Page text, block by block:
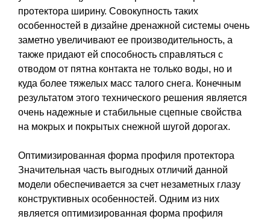
протектора ширину. Совокупность таких
особенностей в дизайне дренажной системы очень
заметно увеличивают ее производительность, а
также придают ей способность справляться с
отводом от пятна контакта не только воды, но и
куда более тяжелых масс талого снега. Конечным
результатом этого технического решения является
очень надежные и стабильные сцепные свойства
на мокрых и покрытых снежной шугой дорогах.
Оптимизированная форма профиля протектора
Значительная часть выгодных отличий данной
модели обеспечивается за счет незаметных глазу
конструктивных особенностей. Одним из них
является оптимизированная форма профиля